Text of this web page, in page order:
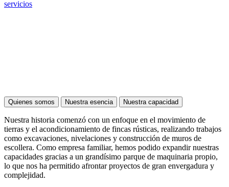
servicios
Quienes somos Nuestra esencia Nuestra capacidad
Nuestra historia comenzó con un enfoque en el movimiento de
tierras y el acondicionamiento de fincas rústicas, realizando trabajos
como excavaciones, nivelaciones y construcción de muros de
escollera. Como empresa familiar, hemos podido expandir nuestras
capacidades gracias a un grandísimo parque de maquinaria propio,
lo que nos ha permitido afrontar proyectos de gran envergadura y
complejidad.